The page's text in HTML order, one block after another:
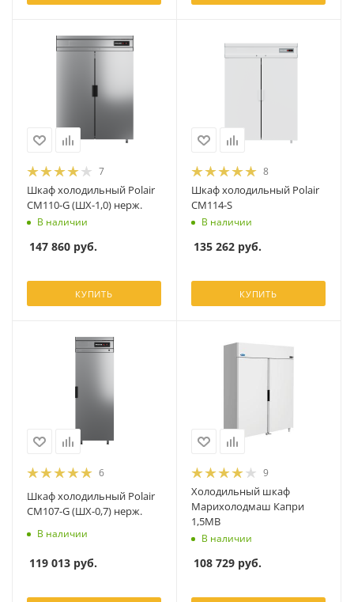
7
Шкаф холодильный Polair
CM110-G (ШХ-1,0) нерж.
В наличии
147 860 руб.
КУПИТЬ
8
Шкаф холодильный Polair
CM114-S
В наличии
135 262 руб.
КУПИТЬ
6
Шкаф холодильный Polair
CM107-G (ШХ-0,7) нерж.
В наличии
119 013 руб.
9
Холодильный шкаф
Марихолодмаш Капри
1,5МВ
В наличии
108 729 руб.